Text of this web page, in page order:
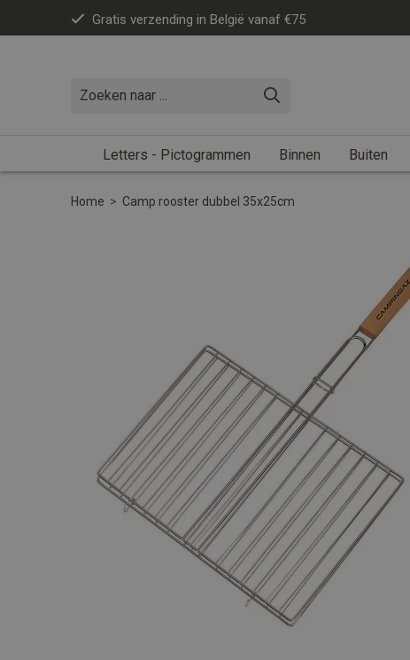
Gratis verzending in België vanaf €75
Letters - Pictogrammen Binnen Buiten
Home > Camp rooster dubbel 35x25cm